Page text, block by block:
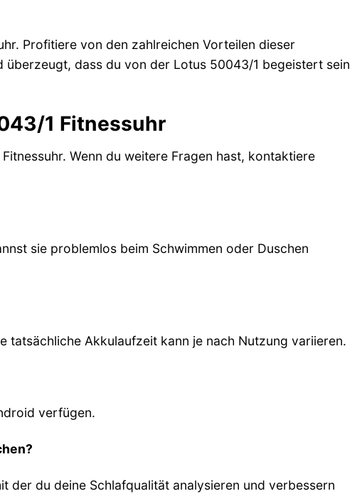
Profitiere von den zahlreichen Vorteilen dieser
dass du von der Lotus 50043/1 begeistert sein
1 Fitnessuhr
Wenn du weitere Fragen hast, kontaktiere
sie problemlos beim Schwimmen oder Duschen
tatsächliche Akkulaufzeit kann je nach Nutzung variieren.
verfügen.
du deine Schlafqualität analysieren und verbessern